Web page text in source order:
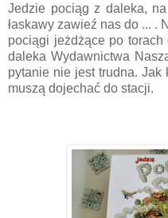
Jedzie pociąg z daleka,
łaskawy zawieź nas do ... .
pociągi jeżdżące po
daleka Wydawnictwa
pytanie nie jest trudna.
muszą dojechać do stacji.